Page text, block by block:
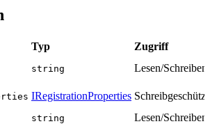
Typ Zugriff
string Lesen/Schreiben
IRegistrationProperties Schreibgeschützt
string Lesen/Schreiben